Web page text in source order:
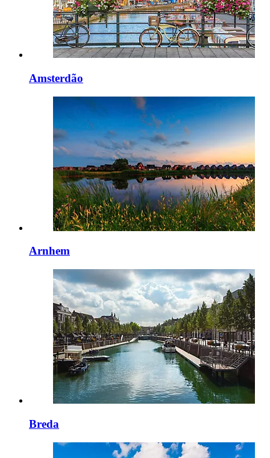
Amsterdão
Arnhem
Breda